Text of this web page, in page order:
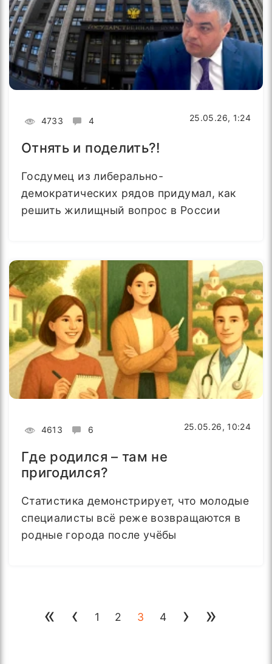
4733 4 25.05.26, 1:24
Отнять и поделить?!
Госдумец из либерально-
демократических рядов придумал, как
решить жилищный вопрос в России
4613 6 25.05.26, 10:24
Где родился – там не
пригодился?
Статистика демонстрирует, что молодые
специалисты всё реже возвращаются в
родные города после учёбы
« ‹ 1 2 3 4 › »